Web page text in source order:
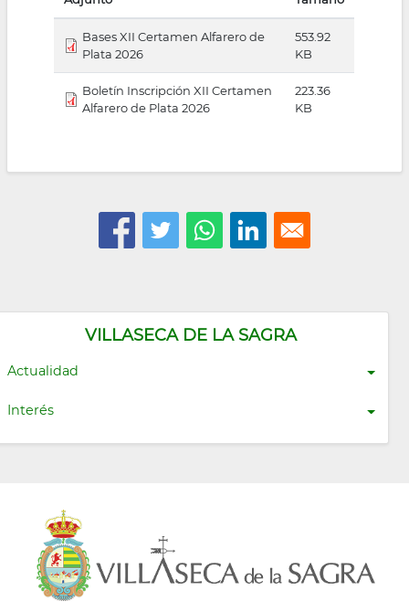
VILLASECA DE LA SAGRA
Actualidad
Interés
Bases XII Certamen Alfarero de
Plata 2026
553.92
KB
Boletín Inscripción XII Certamen
Alfarero de Plata 2026
223.36
KB